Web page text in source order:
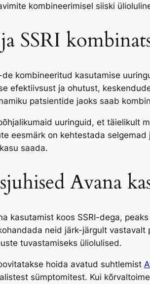
kombineerimisel siiski
SSRI
de kombineeritud kasutamise
efektiivsust ja ohutust,
patsientide jaoks saab
uuringuid, et täielikult
eesmärk on kehtestada
saada.
Avana
kasutamist koos SSRI-dega,
neid järk-järgult
tuvastamiseks üliolulised.
hoida avatud suhtlemist
sümptomitest. Kui